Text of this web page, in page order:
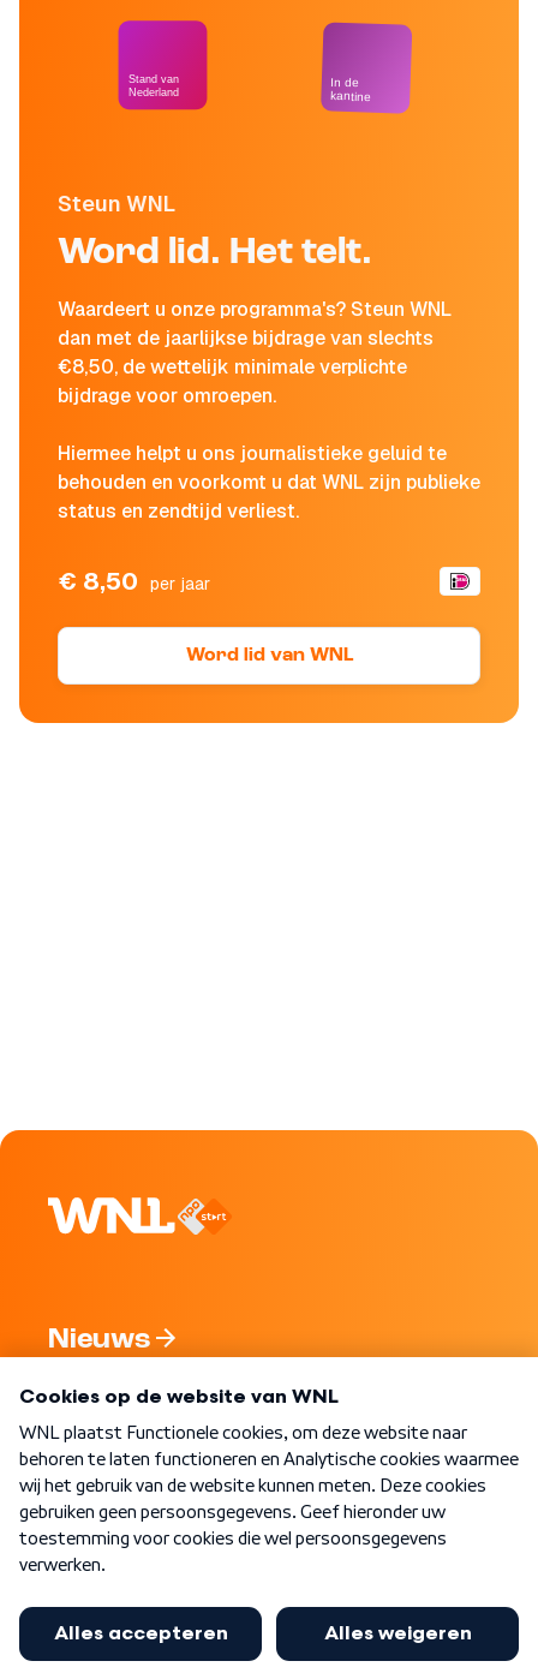
Steun WNL
Word lid. Het telt.
Waardeert u onze programma's? Steun WNL
dan met de jaarlijkse bijdrage van slechts
€8,50, de wettelijk minimale verplichte
bijdrage voor omroepen.
Hiermee helpt u ons journalistieke geluid te
behouden en voorkomt u dat WNL zijn publieke
status en zendtijd verliest.
€ 8,50 per jaar
Word lid van WNL
Stand van
Nederland
In de
kantine
Nieuws
Nieuwsbrief
Word Lid